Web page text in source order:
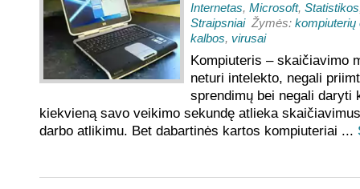
Internetas, Microsoft, Statistikos
StraipsniaiŽymės: kompiuterių
kalbos, virusai
Kompiuteris – skaičiavimo
neturi intelekto, negali
sprendimų bei negali daryti
kiekvieną savo veikimo sekundę atlieka
darbo atlikimu. Bet dabartinės kartos kompiuteriai ...